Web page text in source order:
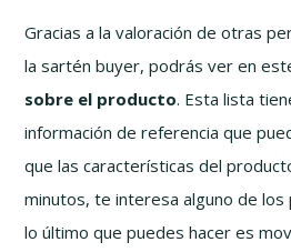
Gracias a la valoración de otras
la sartén buyer, podrás ver en
sobre el producto. Esta lista
información de referencia que
que las características del
minutos, te interesa alguno de
lo último que puedes hacer es